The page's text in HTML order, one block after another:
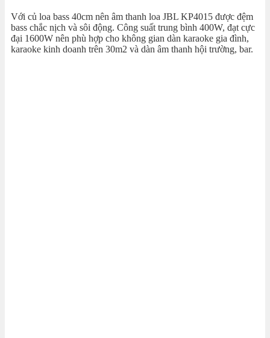
Với củ loa bass 40cm nên âm thanh loa JBL KP4015 được đệm
bass chắc nịch và sôi động. Công suất trung bình 400W, đạt cực
đại 1600W nên phù hợp cho không gian dàn karaoke gia đình,
karaoke kinh doanh trên 30m2 và dàn âm thanh hội trường, bar.